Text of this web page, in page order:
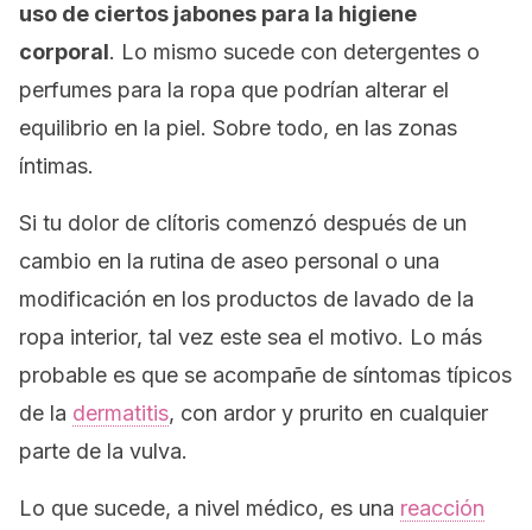
uso de ciertos jabones para la higiene
corporal. Lo mismo sucede con detergentes o
perfumes para la ropa que podrían alterar el
equilibrio en la piel. Sobre todo, en las zonas
íntimas.
Si tu dolor de clítoris comenzó después de un
cambio en la rutina de aseo personal o una
modificación en los productos de lavado de la
ropa interior, tal vez este sea el motivo. Lo más
probable es que se acompañe de síntomas típicos
de la dermatitis, con ardor y prurito en cualquier
parte de la vulva.
Lo que sucede, a nivel médico, es una reacción